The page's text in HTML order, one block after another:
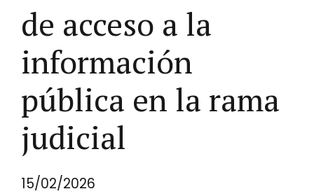
de acceso a la
información
pública en la rama
judicial
15/02/2026